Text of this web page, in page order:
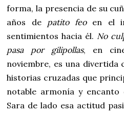
forma, la presencia de su
años de patito feoen el
sentimientos hacia él. No
pasa por gilipollas, en
noviembre, es una divertida
historias cruzadas que
notable armonía y
Sara de lado esa actitud